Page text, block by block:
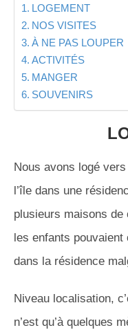
LOGEMENT
NOS VISITES
À NE PAS LOUPER
ACTIVITÉS
MANGER
SOUVENIRS
Nous avons logé
l’île dans une
plusieurs maisons de
les enfants
dans la résidence
Niveau localisation,
n’est qu’à quelques